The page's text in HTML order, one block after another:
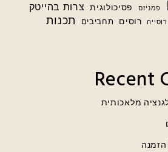
פמניזם פסיכולוגית צרות בהייטק
רוסייה רוסים תחביבים תכנות
Recent
מלאכותית
הזמנה